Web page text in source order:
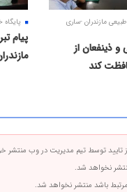
مازندران -ساری
ذینفعان از
کند
پیام
تایید توسط تیم مدیریت در وب منتشر
نخواهد شد.
مرتبط باشد منتشر نخواهد شد.